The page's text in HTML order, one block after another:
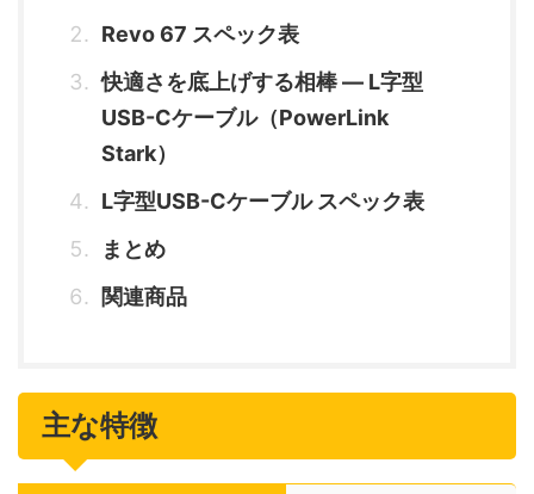
Revo 67 スペック表
快適さを底上げする相棒 ― L字型
USB-Cケーブル（PowerLink
Stark）
L字型USB-Cケーブル スペック表
まとめ
関連商品
主な特徴